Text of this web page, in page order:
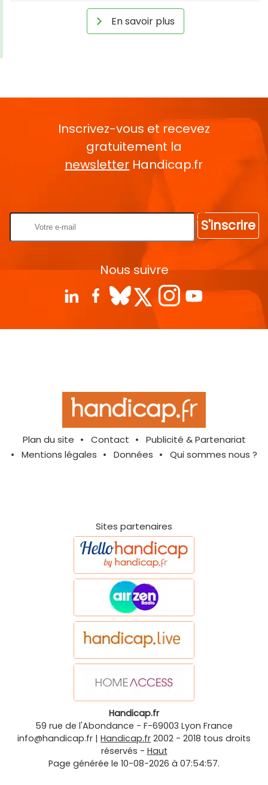
En savoir plus
Inscrivez-vous et recevez
gratuitement la
newsletter Handicap.fr
S'inscrire
Nous suivre
Plan du site Contact
Publicité & Partenariat
Mentions légales
Données Qui sommes nous ?
Sites partenaires
Handicap.fr
59 rue de l'Abondance - F-69003 Lyon France
info@handicap.fr | Handicap.fr 2002 - 2018 tous droits
réservés - Haut
Page générée le 10-08-2026 à 07:54:57.